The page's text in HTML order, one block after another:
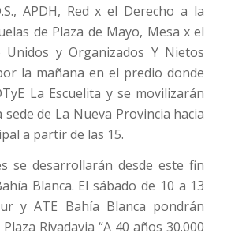
APDH, Red x el Derecho a la
de Plaza de Mayo, Mesa x el
Unidos y Organizados Y Nietos
la mañana en el predio donde
La Escuelita y se movilizarán
de La Nueva Provincia hacia
a partir de las 15.
se desarrollarán desde este fin
Blanca. El sábado de 10 a 13
y ATE Bahía Blanca pondrán
Rivadavia “A 40 años 30.000